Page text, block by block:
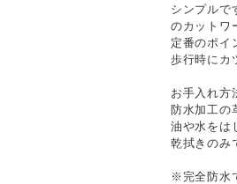
シンプルで
のカットワ
定番のポイ
歩行時にカ
お手入れ方
防水加工の
油や水をは
乾拭きのみ
※完全防水